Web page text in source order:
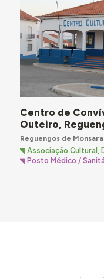
Centro de
Outeiro,
Reguengos de
Associação Cultural,
Posto Médico /